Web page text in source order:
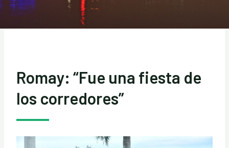
Romay: “Fue una fiesta de
los corredores”